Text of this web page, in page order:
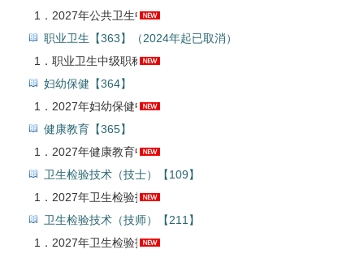
1． 2027年公共卫生中级职称考试题库【真题精选＋章节题库＋模拟试题】AI讲解
职业卫生【363】（2024年起已取消）
1． 职业卫生中级职称考试题库【真题精选＋章节题库＋模拟试题】【24年起已取消】AI讲解
妇幼保健【364】
1． 2027年妇幼保健中级职称考试题库【真题精选＋章节题库＋模拟试题】AI讲解
健康教育【365】
1． 2027年健康教育中级职称考试题库【真题精选＋章节题库＋模拟试题】AI讲解
卫生检验技术（技士）【109】
1． 2027年卫生检验技术（士）考试题库【真题精选＋章节题库】AI讲解
卫生检验技术（技师）【211】
1． 2027年卫生检验技术（师）考试题库【真题精选＋章节题库】AI讲解